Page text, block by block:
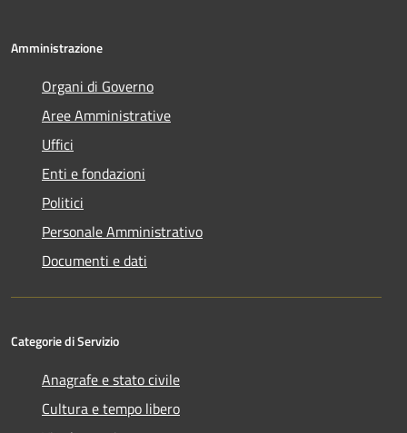
Amministrazione
Organi di Governo
Aree Amministrative
Uffici
Enti e fondazioni
Politici
Personale Amministrativo
Documenti e dati
Categorie di Servizio
Anagrafe e stato civile
Cultura e tempo libero